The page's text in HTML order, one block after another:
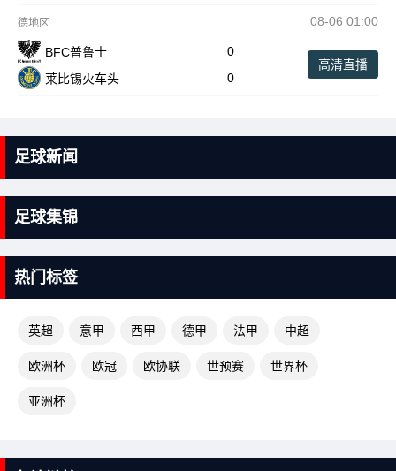
德地区 08-06 01:00
BFC普鲁士
0
莱比锡火车头
0
高清直播
足球新闻
足球集锦
热门标签
英超 意甲 西甲 德甲 法甲 中超
欧洲杯 欧冠 欧协联 世预赛 世界杯
亚洲杯